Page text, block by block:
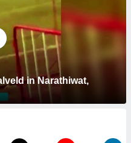
in Narathiwat,